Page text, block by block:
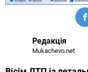
Редакція
Mukachevo.net